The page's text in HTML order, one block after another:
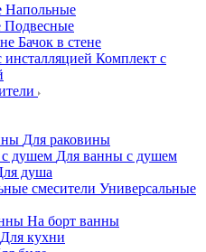
Напольные
Подвесные
Бачок в стене
Комплект с
Для раковины
Для ванны с душем
душа
Универсальные
На борт ванны
Для кухни